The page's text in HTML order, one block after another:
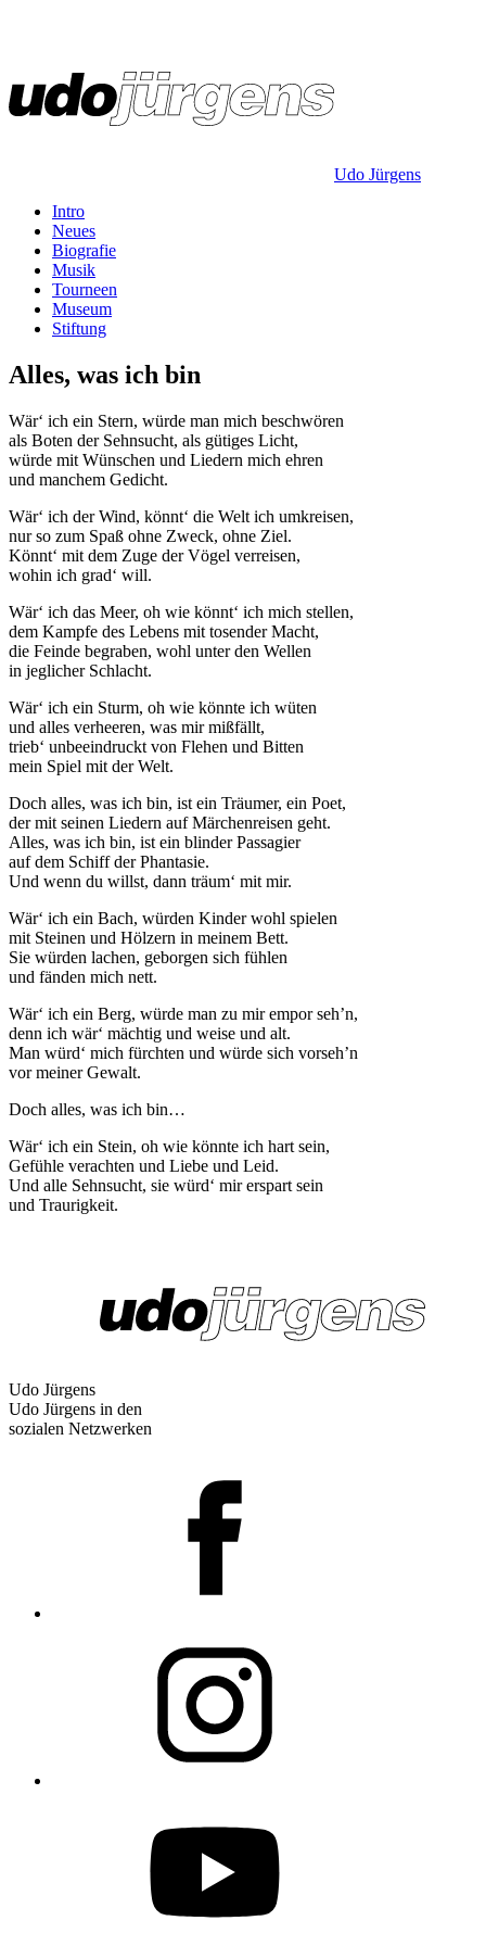
Udo Jürgens
Intro
Neues
Biografie
Musik
Tourneen
Museum
Stiftung
Alles, was ich bin
Wär‘ ich ein Stern, würde man mich beschwören
als Boten der Sehnsucht, als gütiges Licht,
würde mit Wünschen und Liedern mich ehren
und manchem Gedicht.
Wär‘ ich der Wind, könnt‘ die Welt ich umkreisen,
nur so zum Spaß ohne Zweck, ohne Ziel.
Könnt‘ mit dem Zuge der Vögel verreisen,
wohin ich grad‘ will.
Wär‘ ich das Meer, oh wie könnt‘ ich mich stellen,
dem Kampfe des Lebens mit tosender Macht,
die Feinde begraben, wohl unter den Wellen
in jeglicher Schlacht.
Wär‘ ich ein Sturm, oh wie könnte ich wüten
und alles verheeren, was mir mißfällt,
trieb‘ unbeeindruckt von Flehen und Bitten
mein Spiel mit der Welt.
Doch alles, was ich bin, ist ein Träumer, ein Poet,
der mit seinen Liedern auf Märchenreisen geht.
Alles, was ich bin, ist ein blinder Passagier
auf dem Schiff der Phantasie.
Und wenn du willst, dann träum‘ mit mir.
Wär‘ ich ein Bach, würden Kinder wohl spielen
mit Steinen und Hölzern in meinem Bett.
Sie würden lachen, geborgen sich fühlen
und fänden mich nett.
Wär‘ ich ein Berg, würde man zu mir empor seh’n,
denn ich wär‘ mächtig und weise und alt.
Man würd‘ mich fürchten und würde sich vorseh’n
vor meiner Gewalt.
Doch alles, was ich bin…
Wär‘ ich ein Stein, oh wie könnte ich hart sein,
Gefühle verachten und Liebe und Leid.
Und alle Sehnsucht, sie würd‘ mir erspart sein
und Traurigkeit.
Udo Jürgens
Udo Jürgens in den
sozialen Netzwerken